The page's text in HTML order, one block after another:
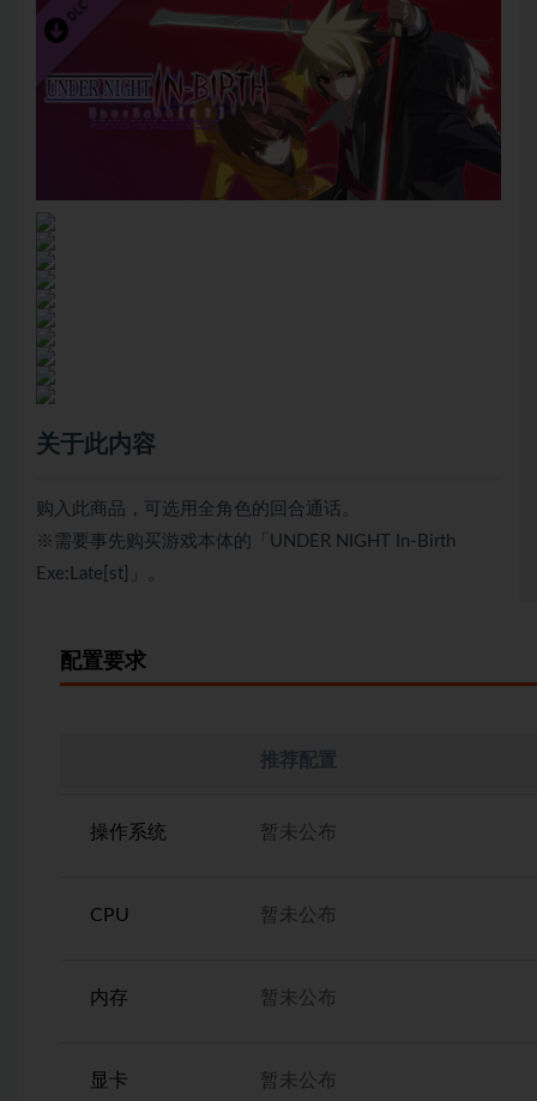
关于此内容
购入此商品，可选用全角色的回合通话。
※需要事先购买游戏本体的「UNDER NIGHT In-Birth
Exe:Late[st]」。
配置要求
操作系统
CPU
内存
显卡
推荐配置
暂未公布
暂未公布
暂未公布
暂未公布